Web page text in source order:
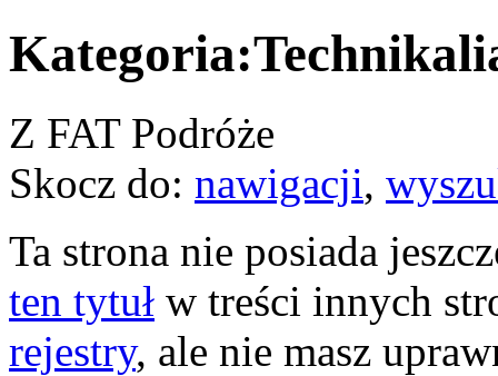
Z FAT Podróże
Skocz do: nawigacji,
Ta strona nie posiada
ten tytuł w treści innych
rejestry, ale nie masz